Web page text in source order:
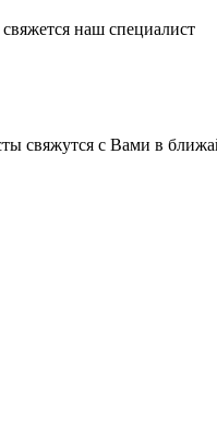
наш специалист
свяжутся с Вами в